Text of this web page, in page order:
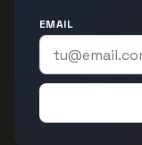
EMAIL